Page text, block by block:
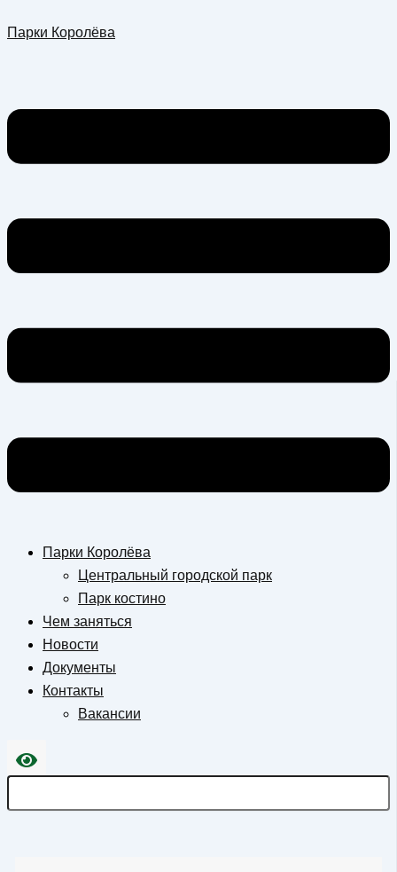
к
Парки Королёва
Парки Королёва
Центральный городской парк
Парк костино
Чем заняться
Новости
Документы
Контакты
Вакансии